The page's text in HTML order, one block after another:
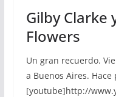
Gilby Clarke
Flowers
Un gran recuerdo.
a Buenos Aires.
[youtube]http://